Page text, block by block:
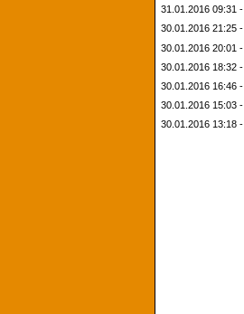
31.01.2016 09:31 -
30.01.2016 21:25 -
30.01.2016 20:01 -
30.01.2016 18:32 -
30.01.2016 16:46 -
30.01.2016 15:03 -
30.01.2016 13:18 -